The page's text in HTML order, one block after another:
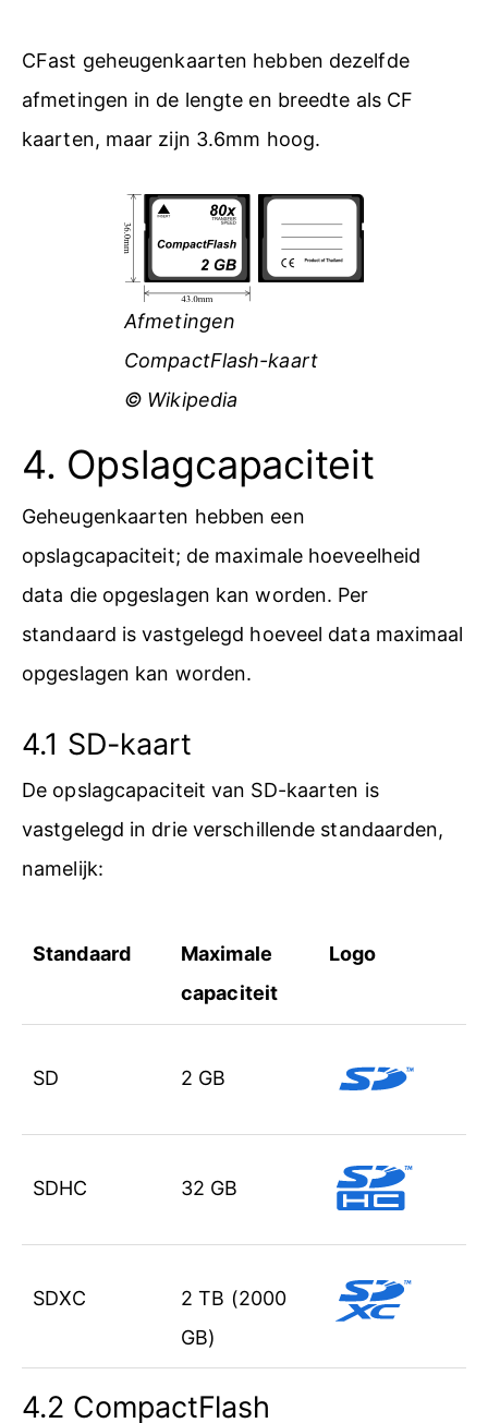
CFast geheugenkaarten hebben dezelfde
afmetingen in de lengte en breedte als CF
kaarten, maar zijn 3.6mm hoog.
Afmetingen
CompactFlash-kaart
© Wikipedia
4. Opslagcapaciteit
Geheugenkaarten hebben een
opslagcapaciteit; de maximale hoeveelheid
data die opgeslagen kan worden. Per
standaard is vastgelegd hoeveel data maximaal
opgeslagen kan worden.
4.1 SD-kaart
De opslagcapaciteit van SD-kaarten is
vastgelegd in drie verschillende standaarden,
namelijk:
Standaard
Maximale
capaciteit
Logo
SD 2 GB
SDHC 32 GB
SDXC
2 TB (2000
GB)
4.2 CompactFlash